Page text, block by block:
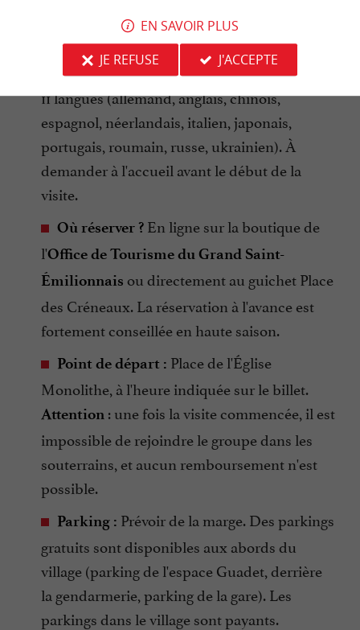
Gratuit pour les moins de 6 ans (billet
obligatoire tout de même).
Langues :Traduction papier disponible en
11 langues (allemand, anglais, chinois,
espagnol, néerlandais, italien, japonais,
portugais, roumain, russe, ukrainien). À
demander à l'accueil avant le début de la
visite.
Où réserver ? En ligne sur la boutique de
l'Office de Tourisme du Grand Saint-
Émilionnais ou directement au guichet Place
des Créneaux. La réservation à l'avance est
fortement conseillée en haute saison.
Point de départ : Place de l'Église
Monolithe, à l'heure indiquée sur le billet.
Attention : une fois la visite commencée, il est
impossible de rejoindre le groupe dans les
souterrains, et aucun remboursement n'est
possible.
Parking : Prévoir de la marge. Des parkings
gratuits sont disponibles aux abords du
village (parking de l'espace Guadet, derrière
la gendarmerie, parking de la gare). Les
parkings dans le village sont payants.
EN SAVOIR PLUS
JE REFUSE
J'ACCEPTE